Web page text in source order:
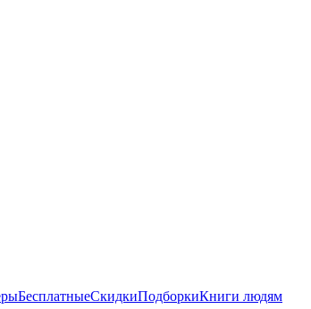
БесплатныеСкидкиПодборкиКниги людям